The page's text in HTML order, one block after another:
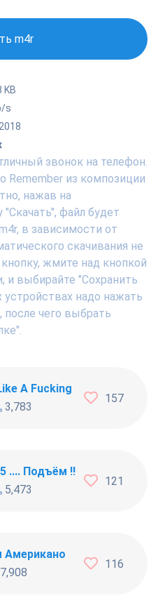
m4r
KB
s
звонок на телефон.
Remember из композиции
нажав на
файл будет
в зависимости от
скачивания не
жмите над кнопкой
выбирайте "Сохранить
надо нажать
после чего выбрать
A Fucking Newbie
3,783
157
.... Подъём !!!
5,473
121
Американо
116